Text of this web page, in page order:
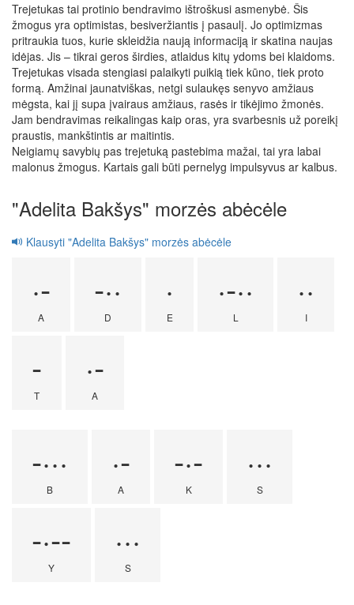
Trejetukas tai protinio bendravimo ištroškusi asmenybė. Šis
žmogus yra optimistas, besiveržiantis į pasaulį. Jo optimizmas
pritraukia tuos, kurie skleidžia naują informaciją ir skatina naujas
idėjas. Jis – tikrai geros širdies, atlaidus kitų ydoms bei klaidoms.
Trejetukas visada stengiasi palaikyti puikią tiek kūno, tiek proto
formą. Amžinai jaunatviškas, netgi sulaukęs senyvo amžiaus
mėgsta, kai jį supa įvairaus amžiaus, rasės ir tikėjimo žmonės.
Jam bendravimas reikalingas kaip oras, yra svarbesnis už poreikį
praustis, mankštintis ar maitintis.
Neigiamų savybių pas trejetuką pastebima mažai, tai yra labai
malonus žmogus. Kartais gali būti pernelyg impulsyvus ar kalbus.
"Adelita Bakšys" morzės abėcėle
Klausyti "Adelita Bakšys" morzės abėcėle
·-
A
-··
D
·
E
·-··
L
··
I
-
T
·-
A
-···
B
·-
A
-·-
K
···
S
-·--
Y
···
S